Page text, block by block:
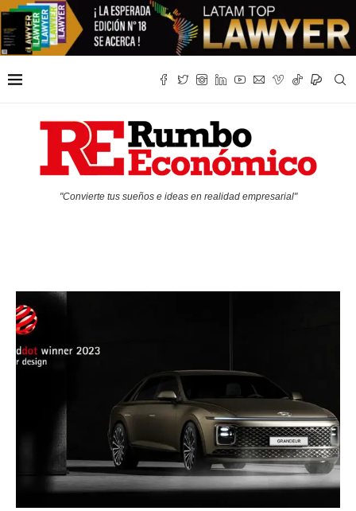
"Convierte tus sueños e ideas en realidad empresarial"